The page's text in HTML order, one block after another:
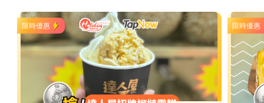
限時優惠 限時優惠